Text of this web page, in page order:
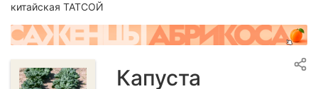
китайская ТАТСОЙ
Капуста